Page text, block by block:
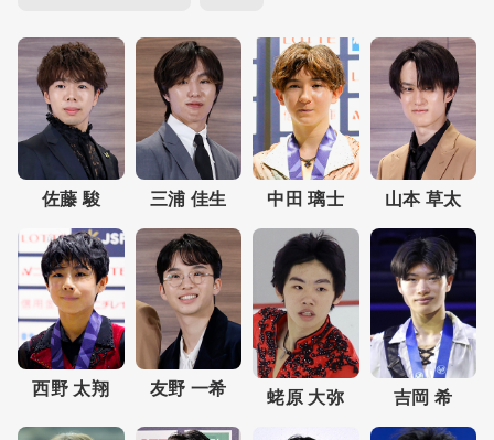
佐藤 駿 三浦 佳生 中田 璃士 山本 草太
西野 太翔 友野 一希 蛯原 大弥 吉岡 希